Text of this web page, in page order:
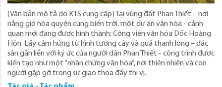
(Văn bản mô tả do KTS cung cấp) Tại vùng đất Phan Thiết – nơi
nắng gió hòa quyện cùng biển trời, một dự án văn hóa - cảnh
quan mới đang được hình thành: Công viên văn hóa Dốc Hoàng
Hôn. Lấy cảm hứng từ hình tượng cây và quả thanh long – đặc
sản gắn liền với ký ức của người dân Phan Thiết - công trình được
kiến tạo như một “nhân chứng văn hóa”, nơi thiên nhiên và con
người gặp gỡ trong sự giao thoa đầy thi vị.